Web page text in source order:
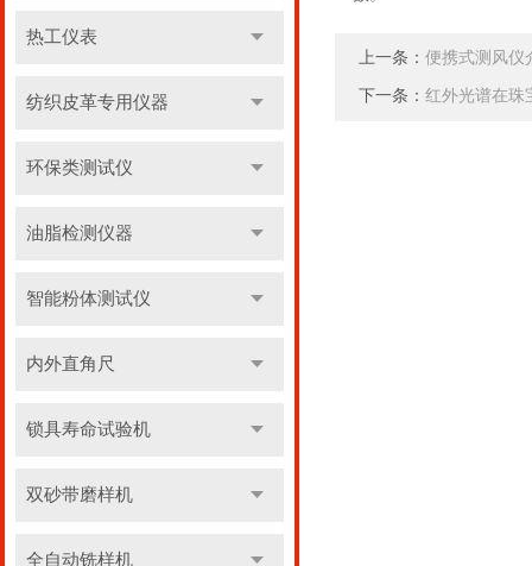
热工仪表
纺织皮革专用仪器
环保类测试仪
油脂检测仪器
智能粉体测试仪
内外直角尺
锁具寿命试验机
双砂带磨样机
全自动铣样机
上一条： 便携式测风仪
下一条： 红外光谱在珠